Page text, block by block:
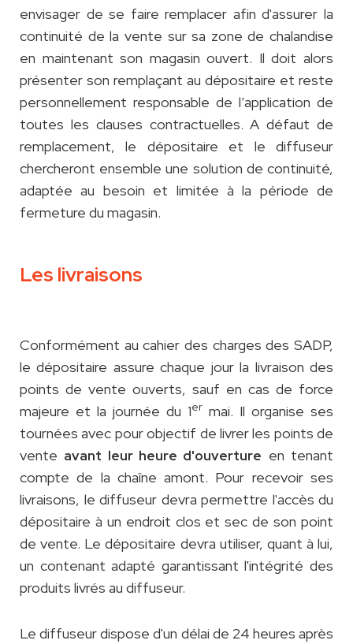
envisager de se faire remplacer afin d'assurer la
continuité de la vente sur sa zone de chalandise
en maintenant son magasin ouvert. Il doit alors
présenter son remplaçant au dépositaire et reste
personnellement responsable de l’application de
toutes les clauses contractuelles. A défaut de
remplacement, le dépositaire et le diffuseur
chercheront ensemble une solution de continuité,
adaptée au besoin et limitée à la période de
fermeture du magasin.
Les livraisons
Conformément au cahier des charges des SADP,
le dépositaire assure chaque jour la livraison des
points de vente ouverts, sauf en cas de force
majeure et la journée du 1er mai. Il organise ses
tournées avec pour objectif de livrer les points de
vente avant leur heure d'ouverture en tenant
compte de la chaîne amont. Pour recevoir ses
livraisons, le diffuseur devra permettre l'accès du
dépositaire à un endroit clos et sec de son point
de vente. Le dépositaire devra utiliser, quant à lui,
un contenant adapté garantissant l'intégrité des
produits livrés au diffuseur.
Le diffuseur dispose d'un délai de 24 heures après